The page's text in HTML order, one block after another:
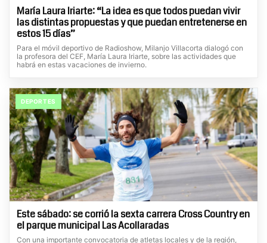
María Laura Iriarte: “La idea es que todos puedan vivir
las distintas propuestas y que puedan entretenerse en
estos 15 días”
Para el móvil deportivo de Radioshow, Milanjo Villacorta dialogó con
la profesora del CEF, María Laura Iriarte, sobre las actividades que
habrá en estas vacaciones de invierno.
DEPORTES
Este sábado: se corrió la sexta carrera Cross Country en
el parque municipal Las Acollaradas
Con una importante convocatoria de atletas locales y de la región,